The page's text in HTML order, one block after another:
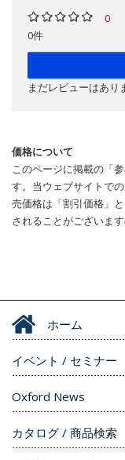
0
0件
まだレビューはあり
価格について
このページに掲載の「
す。当ウェブサイトで
売価格は「割引価格」
されることがございま
ホーム
イベント / セミナー
Oxford News
カタログ / 商品検索